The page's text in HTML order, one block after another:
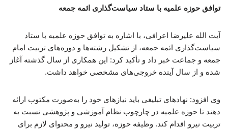
توافق حوزه علمیه با ستاد سیاست‌گذاری ائمه جمعه
آیت الله علیرضا اعرافی، با اشاره به توافق حوزه علمیه با ستاد
سیاست‌گذاری ائمه جمعه، از تشکیل رشته‌ها و دوره‌های تربیت امام
جمعه و جماعت خبر داد و تأکید کرد: این همکاری از سال گذشته آغاز
شده و از سال آینده خروجی‌های مشخصی خواهد داشت.
وی افزود: نهادهای تبلیغی باید نیازهای خود را به‌صورت مکتوب ارائه
دهند تا حوزه علمیه در چارچوب نظام آموزشی و پژوهشی نسبت به
تربیت نیرو اقدام کند. وظیفه حوزه، تولید نیرو و محتوای لازم برای